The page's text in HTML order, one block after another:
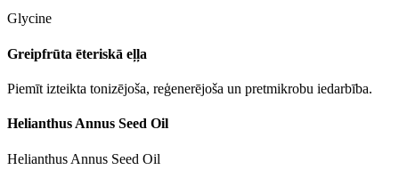
Glycine
Greipfrūta ēteriskā eļļa
Piemīt izteikta tonizējoša, reģenerējoša un pretmikrobu iedarbība.
Helianthus Annus Seed Oil
Helianthus Annus Seed Oil